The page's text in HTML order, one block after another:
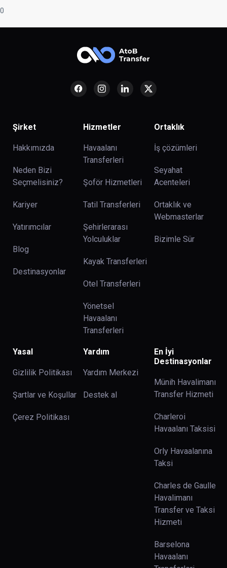
0
Şirket
Hakkımızda
Neden Bizi
Seçmelisiniz?
Kariyer
Yatırımcılar
Blog
Destinasyonlar
Hizmetler
Havaalanı
Transferleri
Şoför Hizmetleri
Tatil Transferleri
Şehirlerarası
Yolculuklar
Kayak Transferleri
Otel Transferleri
Yönetsel
Havaalanı
Transferleri
Ortaklık
İş çözümleri
Seyahat
Acenteleri
Ortaklık ve
Webmasterlar
Bizimle Sür
Yasal
Gizlilik Politikası
Şartlar ve Koşullar
Çerez Politikası
Yardım
Yardım Merkezi
Destek al
En İyi
Destinasyonlar
Münih Havalimanı
Transfer Hizmeti
Charleroi
Havaalanı Taksisi
Orly Havaalanına
Taksi
Charles de Gaulle
Havalimanı
Transfer ve Taksi
Hizmeti
Barselona
Havaalanı